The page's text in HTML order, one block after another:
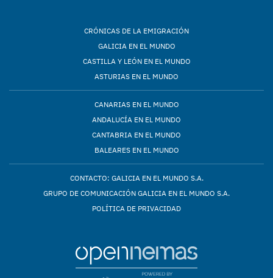
CRÓNICAS DE LA EMIGRACIÓN
GALICIA EN EL MUNDO
CASTILLA Y LEÓN EN EL MUNDO
ASTURIAS EN EL MUNDO
CANARIAS EN EL MUNDO
ANDALUCÍA EN EL MUNDO
CANTABRIA EN EL MUNDO
BALEARES EN EL MUNDO
CONTACTO: GALICIA EN EL MUNDO S.A.
GRUPO DE COMUNICACIÓN GALICIA EN EL MUNDO S.A.
POLÍTICA DE PRIVACIDAD